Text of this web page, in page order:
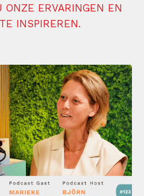
ERVARINGEN EN
INSPIREREN.